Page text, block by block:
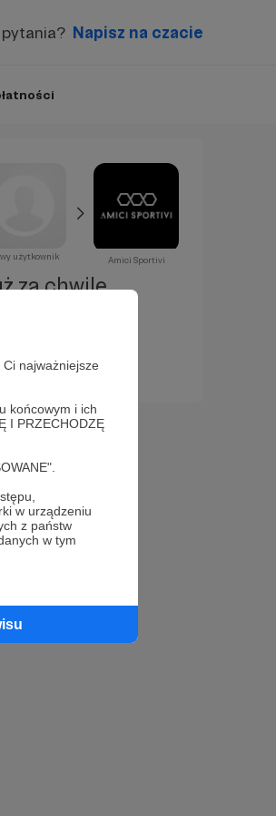
najważniejsze
końcowym i ich
I PRZECHODZĘ
w urządzeniu
z państw
w tym
pytania? Napisz na czacie
użytkownik Amici Sportivi
za chwilę